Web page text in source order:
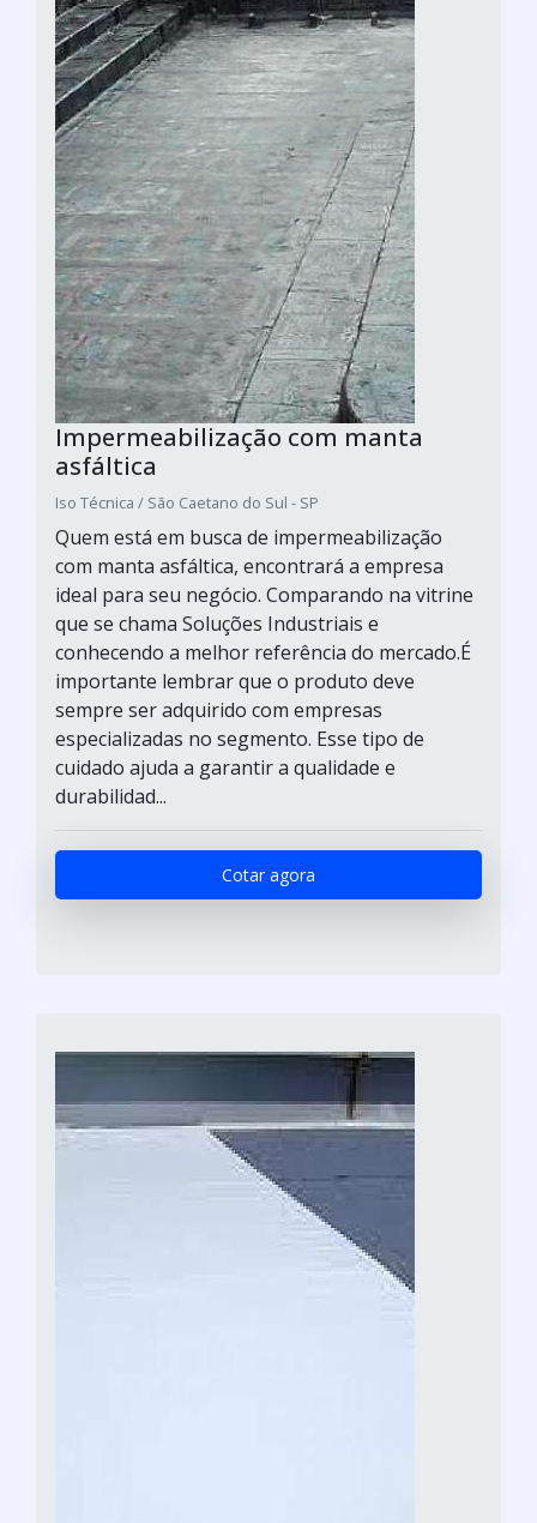
Impermeabilização com manta
asfáltica
Iso Técnica / São Caetano do Sul - SP
Quem está em busca de impermeabilização
com manta asfáltica, encontrará a empresa
ideal para seu negócio. Comparando na vitrine
que se chama Soluções Industriais e
conhecendo a melhor referência do mercado.É
importante lembrar que o produto deve
sempre ser adquirido com empresas
especializadas no segmento. Esse tipo de
cuidado ajuda a garantir a qualidade e
durabilidad...
Cotar agora